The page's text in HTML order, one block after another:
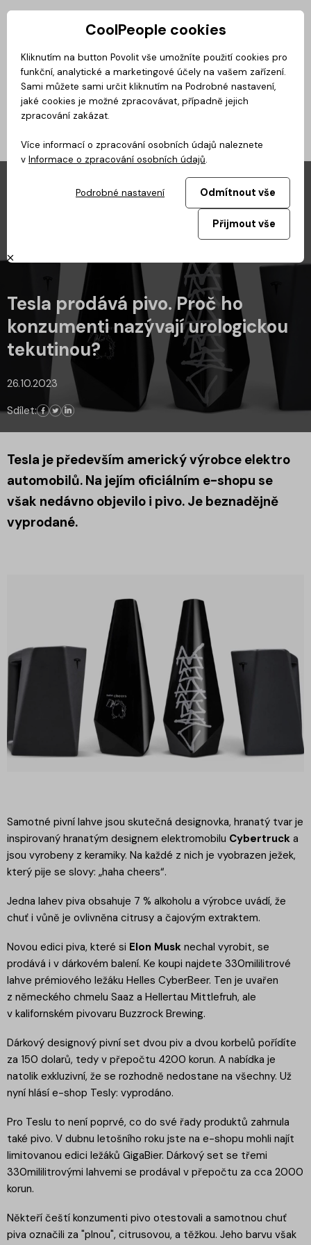
Privátní zóna
Magazín BusinessClass CoolMovie CoolDialog Podcast
Tesla prodává pivo. Proč ho
konzumenti nazývají urologickou
tekutinou?
26.10.2023
Sdílet:
Tesla je především americký výrobce elektro
automobilů. Na jejím oficiálním e-shopu se
však nedávno objevilo i pivo. Je beznadějně
vyprodané.
Samotné pivní lahve jsou skutečná designovka, hranatý tvar je
inspirovaný hranatým designem elektromobilu Cybertruck a
jsou vyrobeny z keramiky. Na každé z nich je vyobrazen ježek,
který pije se slovy: „haha cheers“.
Jedna lahev piva obsahuje 7 % alkoholu a výrobce uvádí, že
chuť i vůně je ovlivněna citrusy a čajovým extraktem.
Novou edici piva, které si Elon Musk nechal vyrobit, se
prodává i v dárkovém balení. Ke koupi najdete 330mililitrové
lahve prémiového ležáku Helles CyberBeer. Ten je uvařen
z německého chmelu Saaz a Hellertau Mittlefruh, ale
v kalifornském pivovaru Buzzrock Brewing.
Dárkový designový pivní set dvou piv a dvou korbelů pořídíte
za 150 dolarů, tedy v přepočtu 4200 korun. A nabídka je
natolik exkluzivní, že se rozhodně nedostane na všechny. Už
nyní hlásí e-shop Tesly: vyprodáno.
Pro Teslu to není poprvé, co do své řady produktů zahrnula
také pivo. V dubnu letošního roku jste na e-shopu mohli najít
limitovanou edici ležáků GigaBier. Dárkový set se třemi
330mililitrovými lahvemi se prodával v přepočtu za cca 2000
korun.
Někteří čeští konzumenti pivo otestovali a samotnou chuť
piva označili za "plnou", citrusovou, a těžkou. Jeho barvu však
CoolPeople cookies
Kliknutím na button Povolit vše umožníte použití cookies pro
funkční, analytické a marketingové účely na vašem zařízení.
Sami můžete sami určit kliknutím na Podrobné nastavení,
jaké cookies je možné zpracovávat, případně jejich
zpracování zakázat.
Více informací o zpracování osobních údajů naleznete
v Informace o zpracování osobních údajů.
Podrobné nastavení Odmítnout vše
Přijmout vše